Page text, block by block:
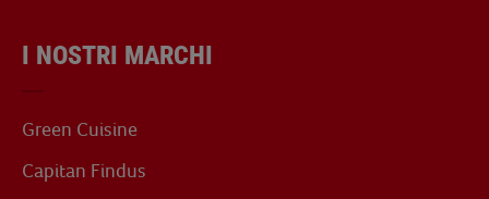
I NOSTRI MARCHI
Green Cuisine
Capitan Findus